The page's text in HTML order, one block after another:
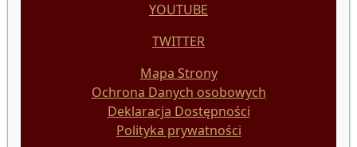
YOUTUBE
TWITTER
Mapa Strony
Ochrona Danych osobowych
Deklaracja Dostępności
Polityka prywatności